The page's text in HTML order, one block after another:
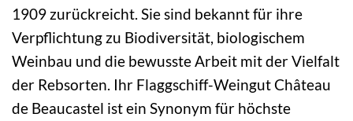
1909 zurückreicht. Sie sind bekannt für ihre
Verpflichtung zu Biodiversität, biologischem
Weinbau und die bewusste Arbeit mit der Vielfalt
der Rebsorten. Ihr Flaggschiff-Weingut Château
de Beaucastel ist ein Synonym für höchste